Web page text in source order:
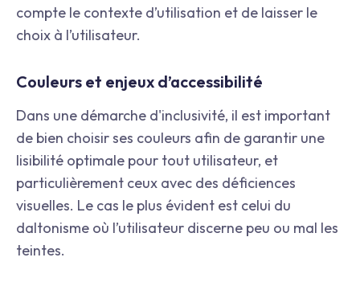
compte le contexte d’utilisation et de laisser le
choix à l’utilisateur.
Couleurs et enjeux d’accessibilité
Dans une démarche d'inclusivité, il est important
de bien choisir ses couleurs afin de garantir une
lisibilité optimale pour tout utilisateur, et
particulièrement ceux avec des déficiences
visuelles. Le cas le plus évident est celui du
daltonisme où l’utilisateur discerne peu ou mal les
teintes.